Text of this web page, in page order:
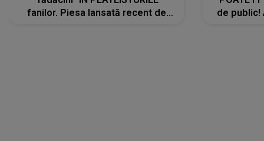
fanilor. Piesa lansată recent de
de public!